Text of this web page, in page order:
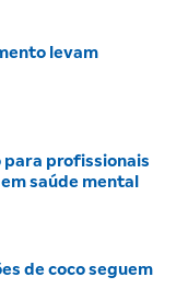
levam
para profissionais
saúde mental
de coco seguem